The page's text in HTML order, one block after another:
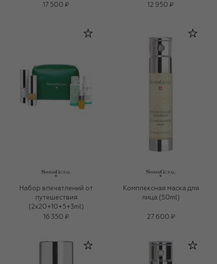
17 500 ₽
12 950 ₽
Набор впечатлений от
путешествия
(2x20+10+5+3ml)
16 350 ₽
Комплексная маска для
лица (50ml)
27 600 ₽